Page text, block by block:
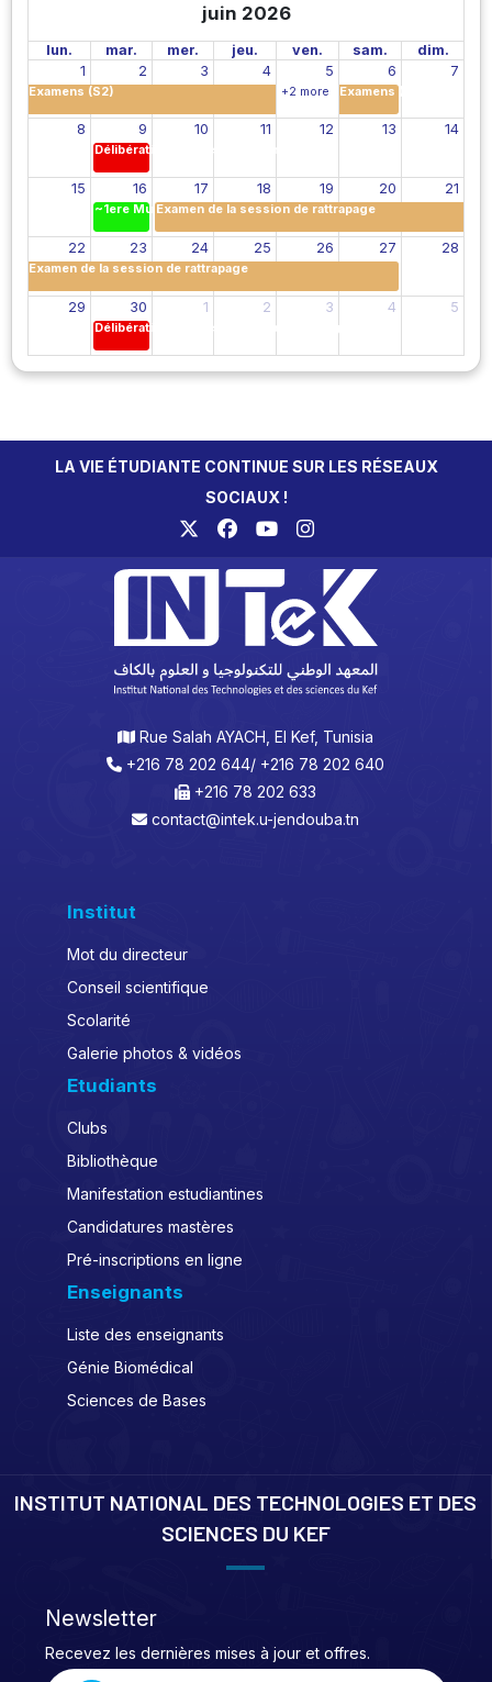
juin 2026
lun. mar. mer. jeu. ven. sam.
dim.
1
Examens (S2)
2 3 4 5
+2 more
6
Examens (S2)
7
8 9
Délibérations de la session principale
10 11 12 13 14
15 16
~1ere Muharram
17
Examen de la session de rattrapage
18 19 20 21
22
Examen de la session de rattrapage
23 24 25 26 27 28
29 30
Délibérations de la session de rattrapage
1 2 3 4 5
LA VIE ÉTUDIANTE CONTINUE SUR LES RÉSEAUX
SOCIAUX !
Rue Salah AYACH, El Kef, Tunisia
+216 78 202 644/ +216 78 202 640
+216 78 202 633
contact@intek.u-jendouba.tn
Institut
Mot du directeur
Conseil scientifique
Scolarité
Galerie photos & vidéos
Etudiants
Clubs
Bibliothèque
Manifestation estudiantines
Candidatures mastères
Pré-inscriptions en ligne
Enseignants
Liste des enseignants
Génie Biomédical
Sciences de Bases
INSTITUT NATIONAL DES TECHNOLOGIES ET DES
SCIENCES DU KEF
Newsletter
Recevez les dernières mises à jour et offres.